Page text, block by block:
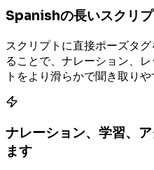
Spanishの長いスクリ
スクリプトに直接ポーズタ
ることで、ナレーション、
トをより滑らかで聞き取り
ナレーション、学習、
ます